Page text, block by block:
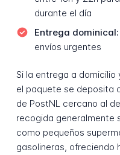
durante el día
Entrega dominical:
envíos urgentes
Si la entrega a domicilio
el paquete se deposita
de PostNL cercano al
recogida generalmente
como pequeños
gasolineras, ofreciendo